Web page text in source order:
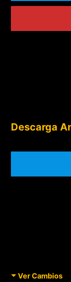
Descarga
Ver Cambios